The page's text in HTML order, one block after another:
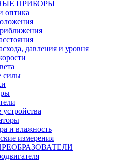
ПРИБОРЫ
оптика
давления и уровня
силы
и влажность
измерения